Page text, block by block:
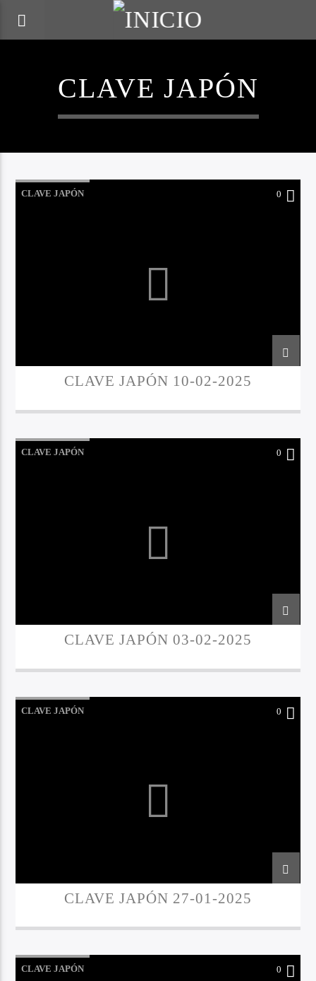
CLAVE JAPÓN
CLAVE JAPÓN 0
CLAVE JAPÓN 10-02-2025
CLAVE JAPÓN 0
CLAVE JAPÓN 03-02-2025
CLAVE JAPÓN 0
CLAVE JAPÓN 27-01-2025
CLAVE JAPÓN 0